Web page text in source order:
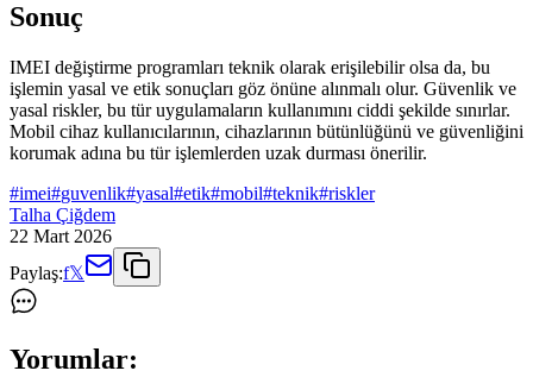
Sonuç
IMEI değiştirme programları teknik olarak erişilebilir olsa da, bu
işlemin yasal ve etik sonuçları göz önüne alınmalı olur. Güvenlik ve
yasal riskler, bu tür uygulamaların kullanımını ciddi şekilde sınırlar.
Mobil cihaz kullanıcılarının, cihazlarının bütünlüğünü ve güvenliğini
korumak adına bu tür işlemlerden uzak durması önerilir.
#imei#guvenlik#yasal#etik#mobil#teknik#riskler
Talha Çiğdem
22 Mart 2026
Paylaş:f𝕏
Yorumlar: